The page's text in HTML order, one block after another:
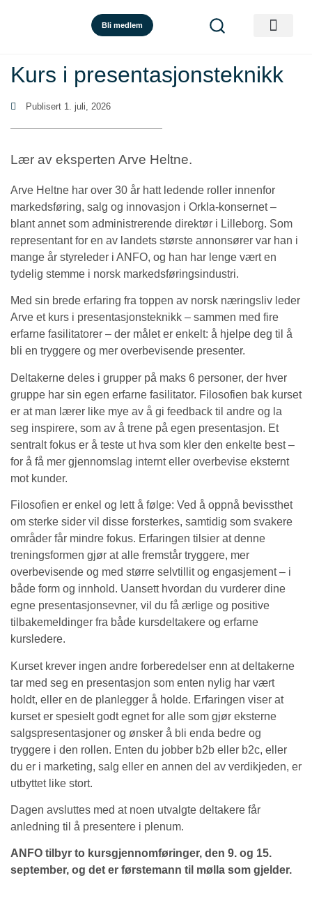
Bli medlem
Kurs i presentasjonsteknikk
Publisert 1. juli, 2026
Lær av eksperten Arve Heltne.
Arve Heltne har over 30 år hatt ledende roller innenfor
markedsføring, salg og innovasjon i Orkla-konsernet –
blant annet som administrerende direktør i Lilleborg. Som
representant for en av landets største annonsører var han i
mange år styreleder i ANFO, og han har lenge vært en
tydelig stemme i norsk markedsføringsindustri.
Med sin brede erfaring fra toppen av norsk næringsliv leder
Arve et kurs i presentasjonsteknikk – sammen med fire
erfarne fasilitatorer – der målet er enkelt: å hjelpe deg til å
bli en tryggere og mer overbevisende presenter.
Deltakerne deles i grupper på maks 6 personer, der hver
gruppe har sin egen erfarne fasilitator. Filosofien bak kurset
er at man lærer like mye av å gi feedback til andre og la
seg inspirere, som av å trene på egen presentasjon. Et
sentralt fokus er å teste ut hva som kler den enkelte best –
for å få mer gjennomslag internt eller overbevise eksternt
mot kunder.
Filosofien er enkel og lett å følge: Ved å oppnå bevissthet
om sterke sider vil disse forsterkes, samtidig som svakere
områder får mindre fokus. Erfaringen tilsier at denne
treningsformen gjør at alle fremstår tryggere, mer
overbevisende og med større selvtillit og engasjement – i
både form og innhold. Uansett hvordan du vurderer dine
egne presentasjonsevner, vil du få ærlige og positive
tilbakemeldinger fra både kursdeltakere og erfarne
kursledere.
Kurset krever ingen andre forberedelser enn at deltakerne
tar med seg en presentasjon som enten nylig har vært
holdt, eller en de planlegger å holde. Erfaringen viser at
kurset er spesielt godt egnet for alle som gjør eksterne
salgspresentasjoner og ønsker å bli enda bedre og
tryggere i den rollen. Enten du jobber b2b eller b2c, eller
du er i marketing, salg eller en annen del av verdikjeden, er
utbyttet like stort.
Dagen avsluttes med at noen utvalgte deltakere får
anledning til å presentere i plenum.
ANFO tilbyr to kursgjennomføringer, den 9. og 15.
september, og det er førstemann til mølla som gjelder.